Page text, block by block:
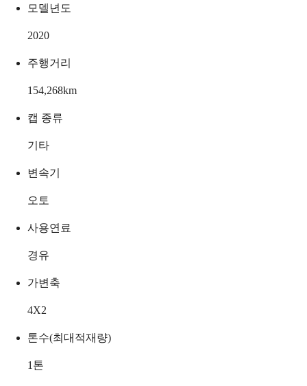
모델년도
2020
주행거리
154,268km
캡 종류
기타
변속기
오토
사용연료
경유
가변축
4X2
톤수(최대적재량)
1 톤